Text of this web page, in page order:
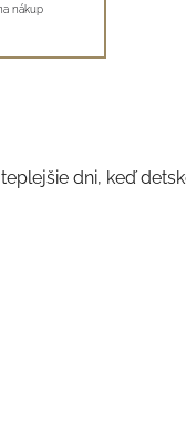
nákup
dni, keď